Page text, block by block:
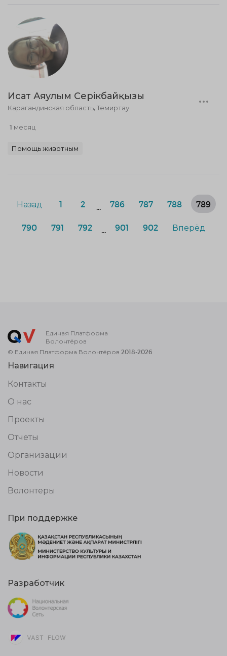
Исат Аяулым Серікбайқызы
Карагандинская область, Темиртау
1 месяц
Помощь животным
Назад 1 2 786 787 788 789
790 791 792 901 902 Вперёд
Единая Платформа
Волонтёров
© Единая Платформа Волонтёров 2018-2026
Навигация
Контакты
О нас
Проекты
Отчеты
Организации
Новости
Волонтеры
При поддержке
Разработчик